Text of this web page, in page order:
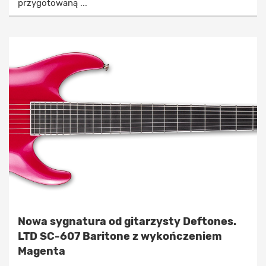
przygotowaną ...
Nowa sygnatura od gitarzysty Deftones.
LTD SC-607 Baritone z wykończeniem
Magenta